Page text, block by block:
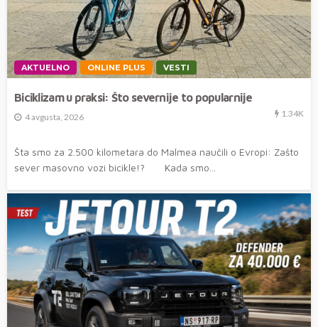
AKTUELNO ONLINE PLUS VESTI
Biciklizam u praksi: Što severnije to popularnije
4 avgusta, 2026 1.34K
Šta smo za 2.500 kilometara do Malmea naučili o Evropi: Zašto
sever masovno vozi bicikle!? Kada smo...